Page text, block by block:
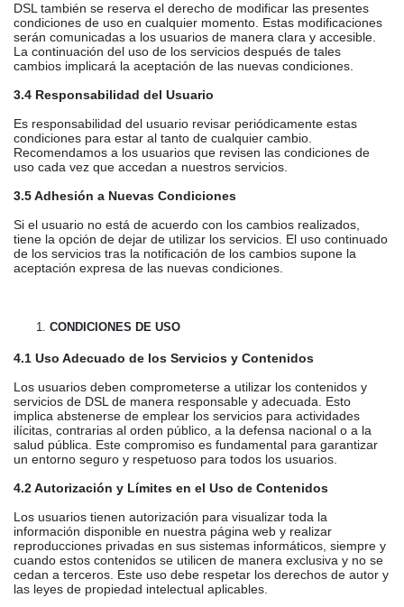
DSL también se reserva el derecho de modificar las presentes
condiciones de uso en cualquier momento. Estas modificaciones
serán comunicadas a los usuarios de manera clara y accesible.
La continuación del uso de los servicios después de tales
cambios implicará la aceptación de las nuevas condiciones.
3.4 Responsabilidad del Usuario
Es responsabilidad del usuario revisar periódicamente estas
condiciones para estar al tanto de cualquier cambio.
Recomendamos a los usuarios que revisen las condiciones de
uso cada vez que accedan a nuestros servicios.
3.5 Adhesión a Nuevas Condiciones
Si el usuario no está de acuerdo con los cambios realizados,
tiene la opción de dejar de utilizar los servicios. El uso continuado
de los servicios tras la notificación de los cambios supone la
aceptación expresa de las nuevas condiciones.
CONDICIONES DE USO
4.1 Uso Adecuado de los Servicios y Contenidos
Los usuarios deben comprometerse a utilizar los contenidos y
servicios de DSL de manera responsable y adecuada. Esto
implica abstenerse de emplear los servicios para actividades
ilícitas, contrarias al orden público, a la defensa nacional o a la
salud pública. Este compromiso es fundamental para garantizar
un entorno seguro y respetuoso para todos los usuarios.
4.2 Autorización y Límites en el Uso de Contenidos
Los usuarios tienen autorización para visualizar toda la
información disponible en nuestra página web y realizar
reproducciones privadas en sus sistemas informáticos, siempre y
cuando estos contenidos se utilicen de manera exclusiva y no se
cedan a terceros. Este uso debe respetar los derechos de autor y
las leyes de propiedad intelectual aplicables.